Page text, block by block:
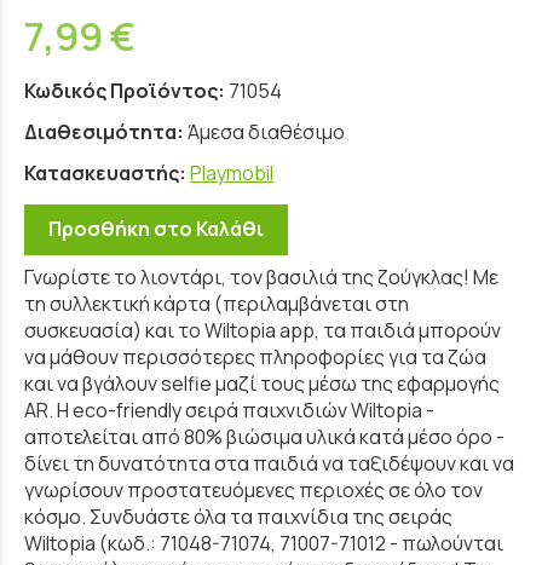
7,99 €
Κωδικός Προϊόντος: 71054
Διαθεσιμότητα: Άμεσα διαθέσιμο
Κατασκευαστής: Playmobil
Προσθήκη στο Καλάθι
Γνωρίστε το λιοντάρι, τον βασιλιά της ζούγκλας! Με
τη συλλεκτική κάρτα (περιλαμβάνεται στη
συσκευασία) και το Wiltopia app, τα παιδιά μπορούν
να μάθουν περισσότερες πληροφορίες για τα ζώα
και να βγάλουν selfie μαζί τους μέσω της εφαρμογής
AR. Η eco-friendly σειρά παιχνιδιών Wiltopia -
αποτελείται από 80% βιώσιμα υλικά κατά μέσο όρο -
δίνει τη δυνατότητα στα παιδιά να ταξιδέψουν και να
γνωρίσουν προστατευόμενες περιοχές σε όλο τον
κόσμο. Συνδυάστε όλα τα παιχνίδια της σειράς
Wiltopia (κωδ.: 71048-71074, 71007-71012 - πωλούνται